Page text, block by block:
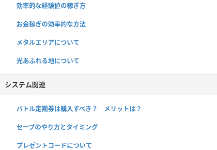
効率的な経験値の稼ぎ方
お金稼ぎの効率的な方法
メタルエリアについて
光あふれる地について
システム関連
バトル定期券は購入すべき？｜メリットは？
セーブのやり方とタイミング
プレゼントコードについて